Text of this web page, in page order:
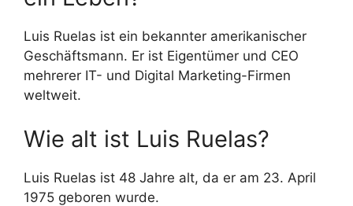
Luis Ruelas ist ein bekannter amerikanischer
Geschäftsmann. Er ist Eigentümer und CEO
mehrerer IT- und Digital Marketing-Firmen
weltweit.
Wie alt ist Luis Ruelas?
Luis Ruelas ist 48 Jahre alt, da er am 23. April
1975 geboren wurde.